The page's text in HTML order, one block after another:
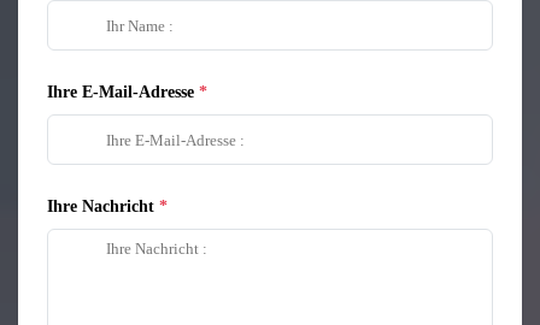
Ihre E-Mail-Adresse
Ihre Nachricht